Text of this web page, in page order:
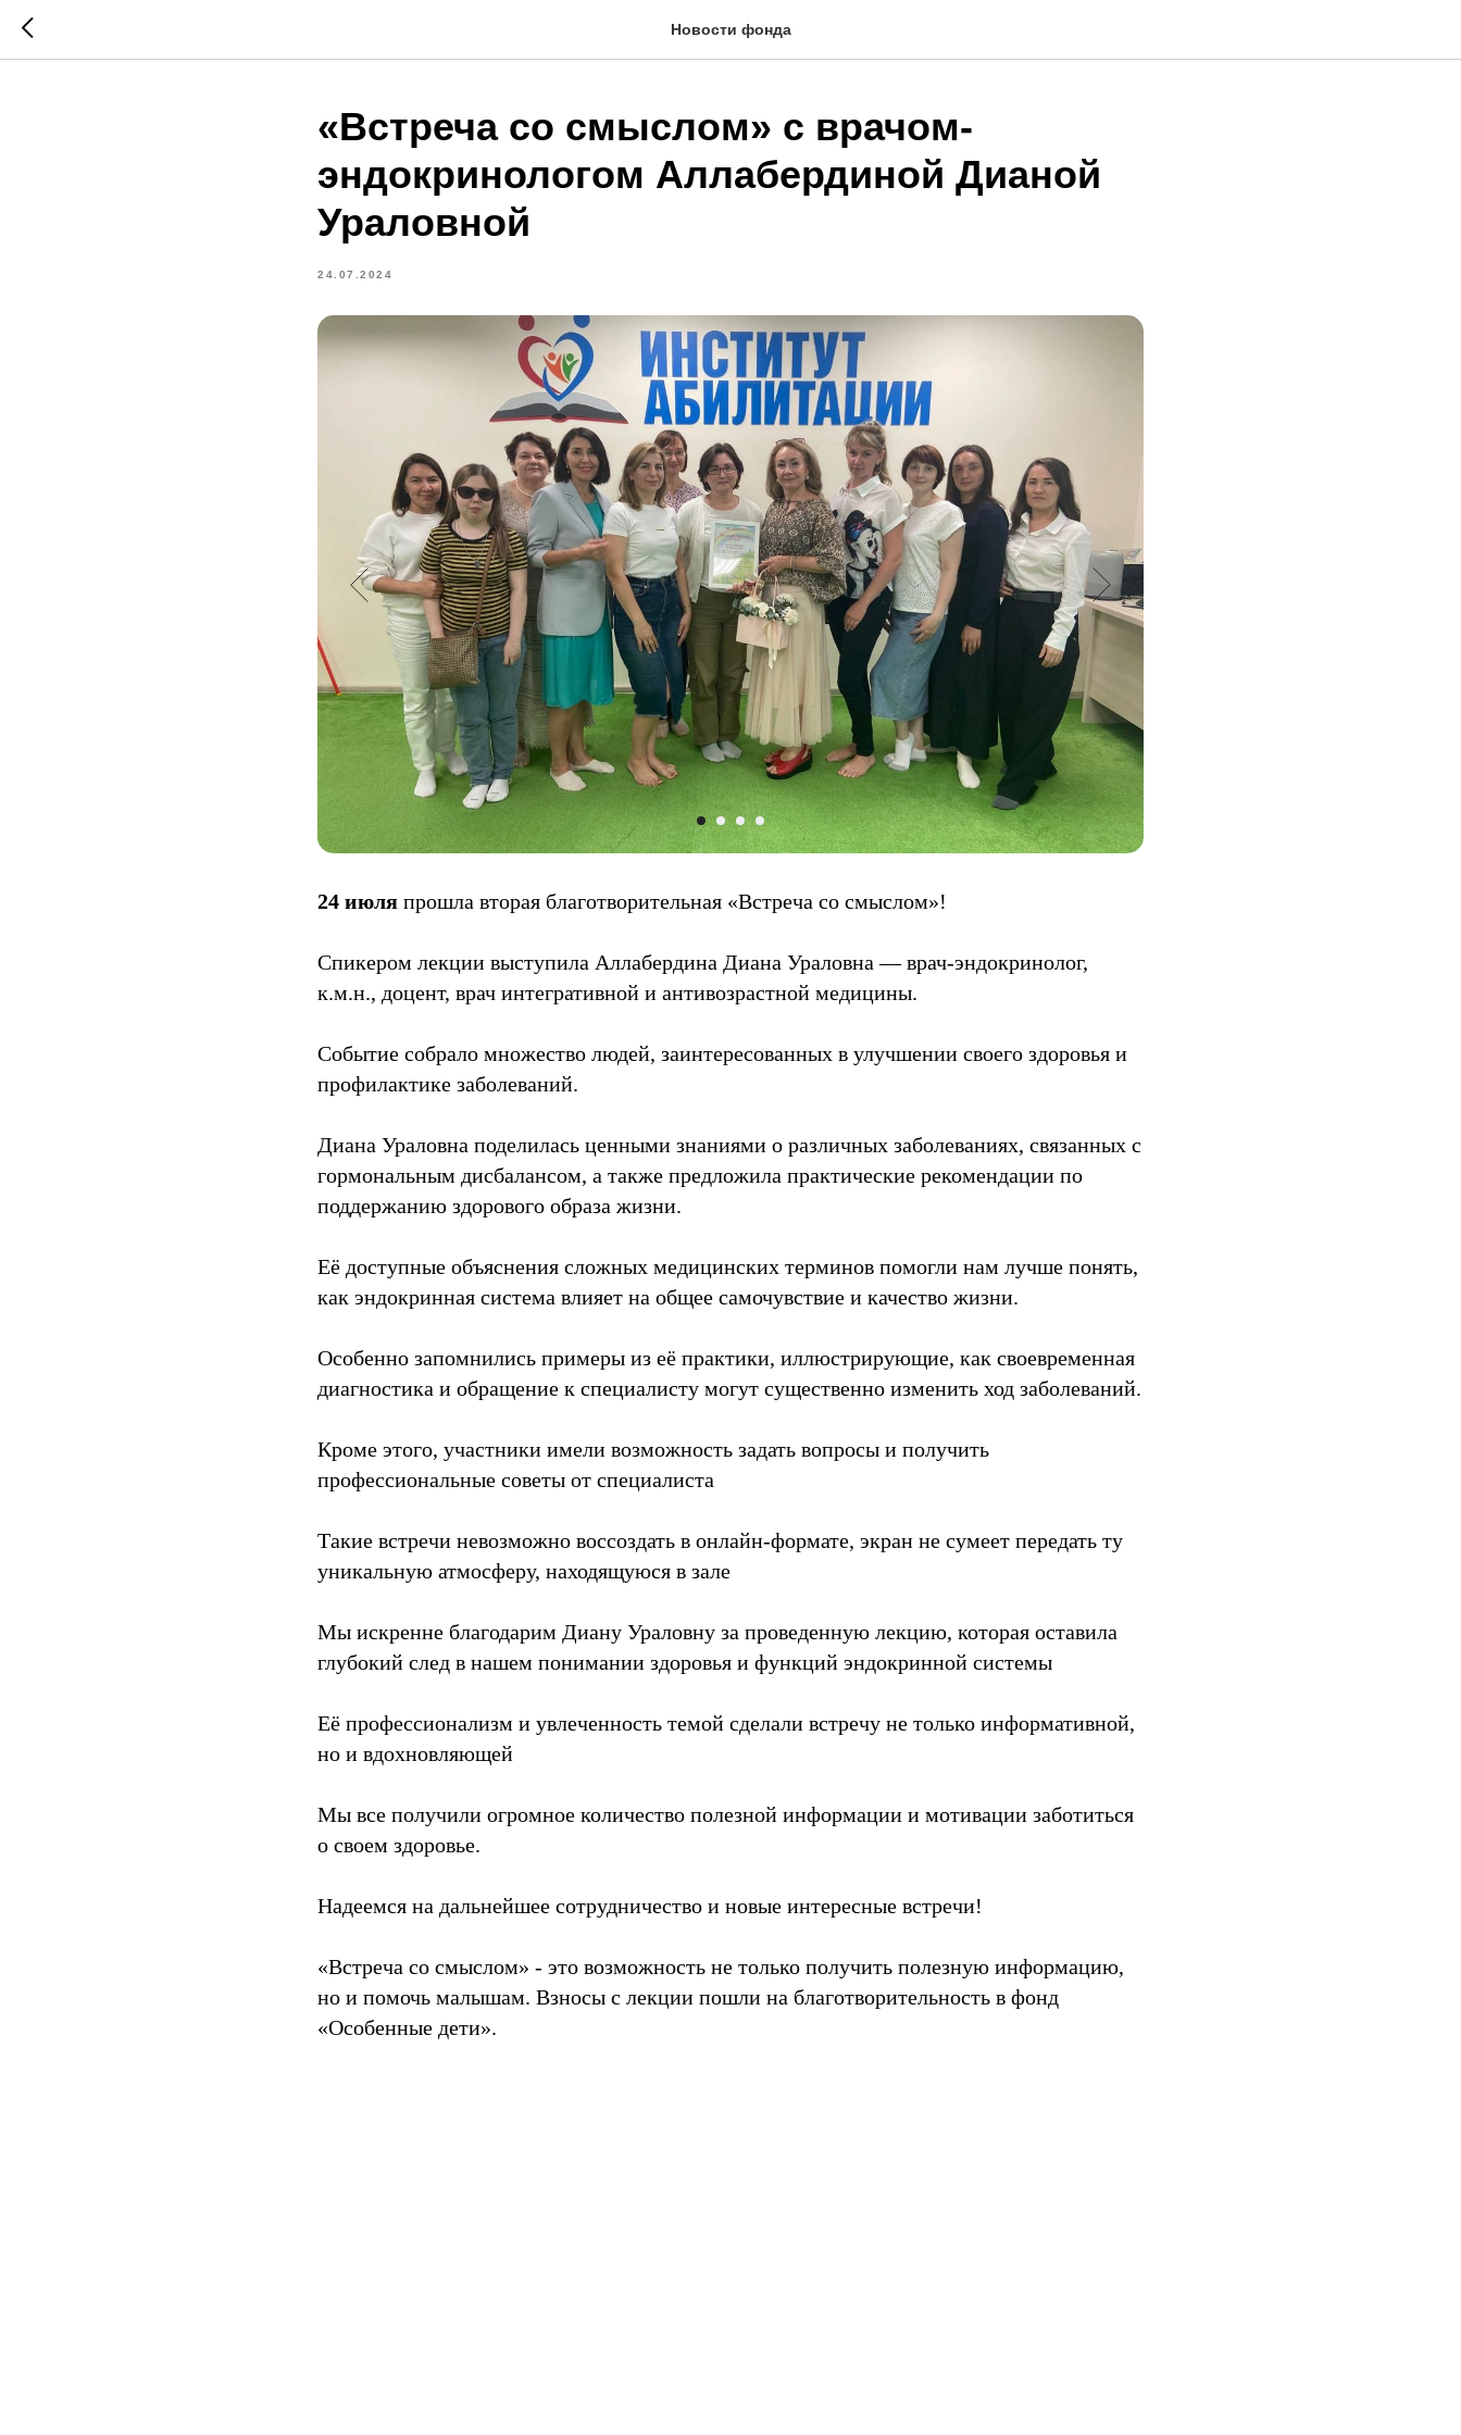
Новости фонда
«Встреча со смыслом» с врачом-
эндокринологом Аллабердиной Дианой
Ураловной
24.07.2024
24 июля прошла вторая благотворительная «Встреча со смыслом»!
Спикером лекции выступила Аллабердина Диана Ураловна — врач-эндокринолог,
к.м.н., доцент, врач интегративной и антивозрастной медицины.
Событие собрало множество людей, заинтересованных в улучшении своего здоровья и
профилактике заболеваний.
Диана Ураловна поделилась ценными знаниями о различных заболеваниях, связанных с
гормональным дисбалансом, а также предложила практические рекомендации по
поддержанию здорового образа жизни.
Её доступные объяснения сложных медицинских терминов помогли нам лучше понять,
как эндокринная система влияет на общее самочувствие и качество жизни.
Особенно запомнились примеры из её практики, иллюстрирующие, как своевременная
диагностика и обращение к специалисту могут существенно изменить ход заболеваний.
Кроме этого, участники имели возможность задать вопросы и получить
профессиональные советы от специалиста
Такие встречи невозможно воссоздать в онлайн-формате, экран не сумеет передать ту
уникальную атмосферу, находящуюся в зале
Мы искренне благодарим Диану Ураловну за проведенную лекцию, которая оставила
глубокий след в нашем понимании здоровья и функций эндокринной системы
Её профессионализм и увлеченность темой сделали встречу не только информативной,
но и вдохновляющей
Мы все получили огромное количество полезной информации и мотивации заботиться
о своем здоровье.
Надеемся на дальнейшее сотрудничество и новые интересные встречи!
«Встреча со смыслом» - это возможность не только получить полезную информацию,
но и помочь малышам. Взносы с лекции пошли на благотворительность в фонд
«Особенные дети».